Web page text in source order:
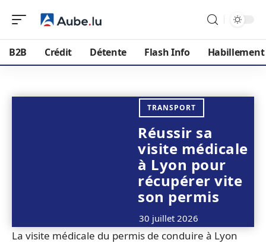
B2B Crédit Détente Flash Info Habillement
TRANSPORT
Réussir sa
visite médicale
à Lyon pour
récupérer vite
son permis
30 juillet 2026
La visite médicale du permis de conduire à Lyon